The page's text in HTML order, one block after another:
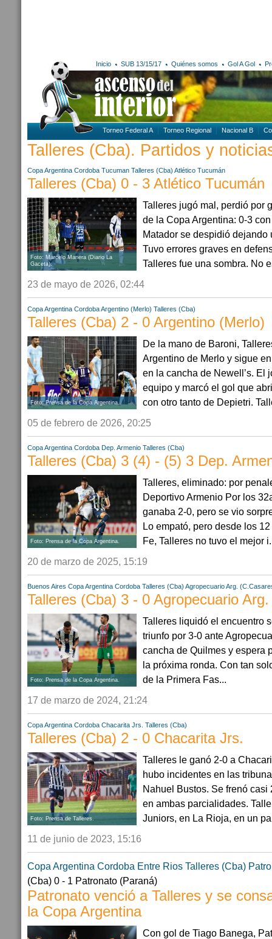
Inicio SUB 13/15/17 Quiénes somos Gol A Gol
Torneo Federal A Torneo Regional Nacional B
Talleres (Cba). Partidos y
Copa Argentina Cordoba Tucuman Talleres (Cba) Atlético Tucumán
Talleres (Cba) 0 - 3 Atlético Tucumán
Foto: Marcelo Manera (Diario La
Gaceta).
Talleres jugó mal, perdió por
de la Copa Argentina: 0-3
Matador se despidió dejando
Tuvo errores graves en
Talleres fue una sombra. No
23 de mayo de 2026, 02:44
Copa Argentina CordobaArgentino (Merlo) Talleres (Cba)
Talleres (Cba) 2 - 0 Argentino (Merlo)
Foto: Prensa de la Copa Argentina.
De la mano de Baroni,
Argentino de Merlo y sigue
en la cancha de Newell’s. El
equipo y marcó el gol que
con otro tanto de Depietri.
05 de febrero de 2026, 20:25
Copa Argentina Cordoba Dep. Armenio Talleres (Cba)
Talleres (Cba) 3 (4) - (5) 3 Dep.
Foto: Prensa de la Copa Argentina.
Talleres, eliminado: por
Deportivo Armenio Por los
ganaba 2-0, pero se vio
Lo empató, pero desde los
Fe, Talleres no tuvo el mejor
20 de marzo de 2025, 15:19
Buenos Aires Copa Argentina Cordoba Talleres (Cba) Agropecuario Arg.
Talleres (Cba) 3 - 0 Agropecuario
Foto: Prensa de la Copa Argentina.
Talleres liquidó el encuentro
triunfo por 3-0 ante
cancha de Quilmes y espera
la próxima ronda. Con tan
de la Primera Fas...
17 de marzo de 2024, 21:24
Copa Argentina Cordoba Chacarita Jrs. Talleres (Cba)
Talleres (Cba) 2 - 0 Chacarita Jrs.
Foto: Prensa de Talleres.
Talleres le ganó 2-0 a
hubo incidentes en las
Nahuel Bustos. Se frenó
en ambas parcialidades.
Juniors, en La Rioja, en un
11 de junio de 2023, 15:16
Copa Argentina Cordoba Entre Rios Talleres (Cba)
(Cba) 0 - 1 Patronato (Paraná)
Patronato venció a Talleres y se
la Copa Argentina
Con gol de Tiago Banega,